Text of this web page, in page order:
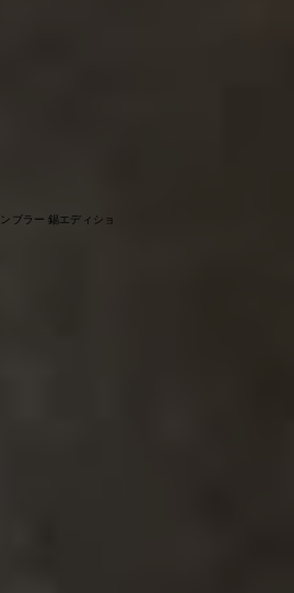
ブラー 錫エディショ